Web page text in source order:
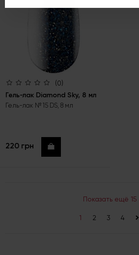
(0)
Гель-лак Diamond Sky, 8 мл
Гель-лак № 15 DS, 8 мл
220 грн Купить
Показать ещё 15
1 2 3 4 >